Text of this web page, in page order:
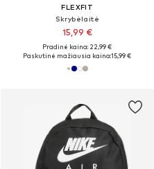
FLEXFIT
Skrybėlaitė
15,99 €
Pradinė kaina: 22,99 €
Paskutinė mažiausia kaina:15,99 €